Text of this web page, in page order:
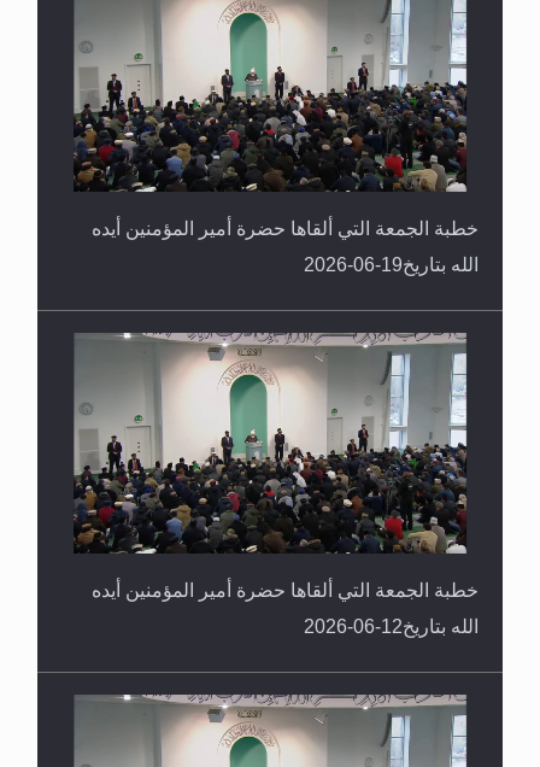
خطبة الجمعة التي ألقاها حضرة أمير المؤمنين أيده
الله بتاريخ19-06-2026
خطبة الجمعة التي ألقاها حضرة أمير المؤمنين أيده
الله بتاريخ12-06-2026